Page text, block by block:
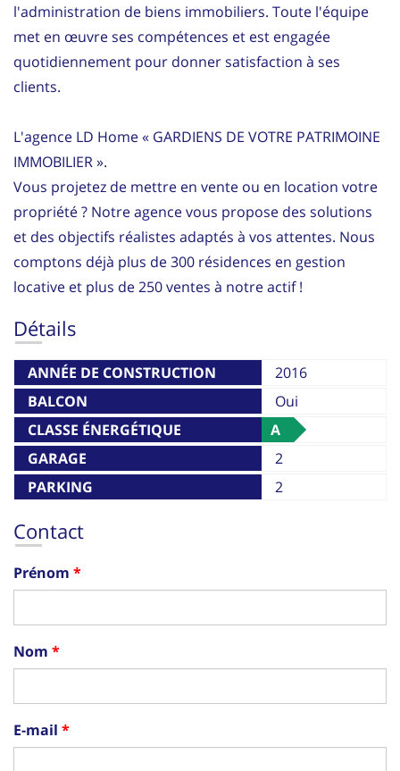
l'administration de biens immobiliers. Toute l'équipe
met en œuvre ses compétences et est engagée
quotidiennement pour donner satisfaction à ses
clients.
L'agence LD Home « GARDIENS DE VOTRE PATRIMOINE
IMMOBILIER ».
Vous projetez de mettre en vente ou en location votre
propriété ? Notre agence vous propose des solutions
et des objectifs réalistes adaptés à vos attentes. Nous
comptons déjà plus de 300 résidences en gestion
locative et plus de 250 ventes à notre actif !
Détails
ANNÉE DE CONSTRUCTION
2016
BALCON
Oui
CLASSE ÉNERGÉTIQUE
A
GARAGE
2
PARKING
2
Contact
Prénom
Nom
E-mail